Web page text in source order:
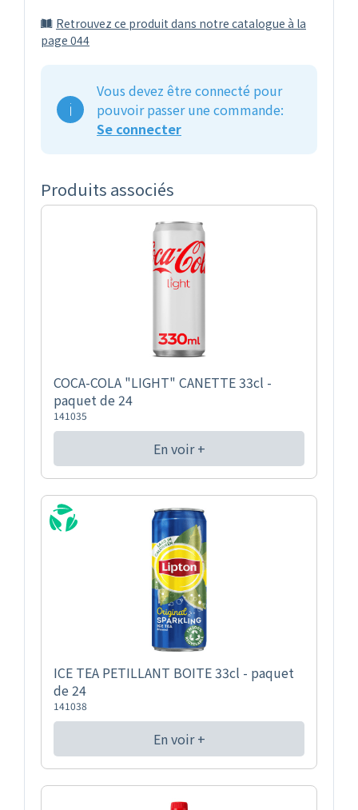
Retrouvez ce produit dans notre catalogue à la
page 044
Vous devez être connecté pour
pouvoir passer une commande:
Se connecter
Produits associés
COCA-COLA "LIGHT" CANETTE 33cl -
paquet de 24
141035
En voir +
ICE TEA PETILLANT BOITE 33cl - paquet
de 24
141038
En voir +